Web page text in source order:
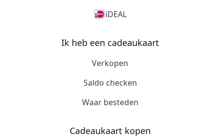
iDEAL
Ik heb een cadeaukaart
Verkopen
Saldo checken
Waar besteden
Cadeaukaart kopen